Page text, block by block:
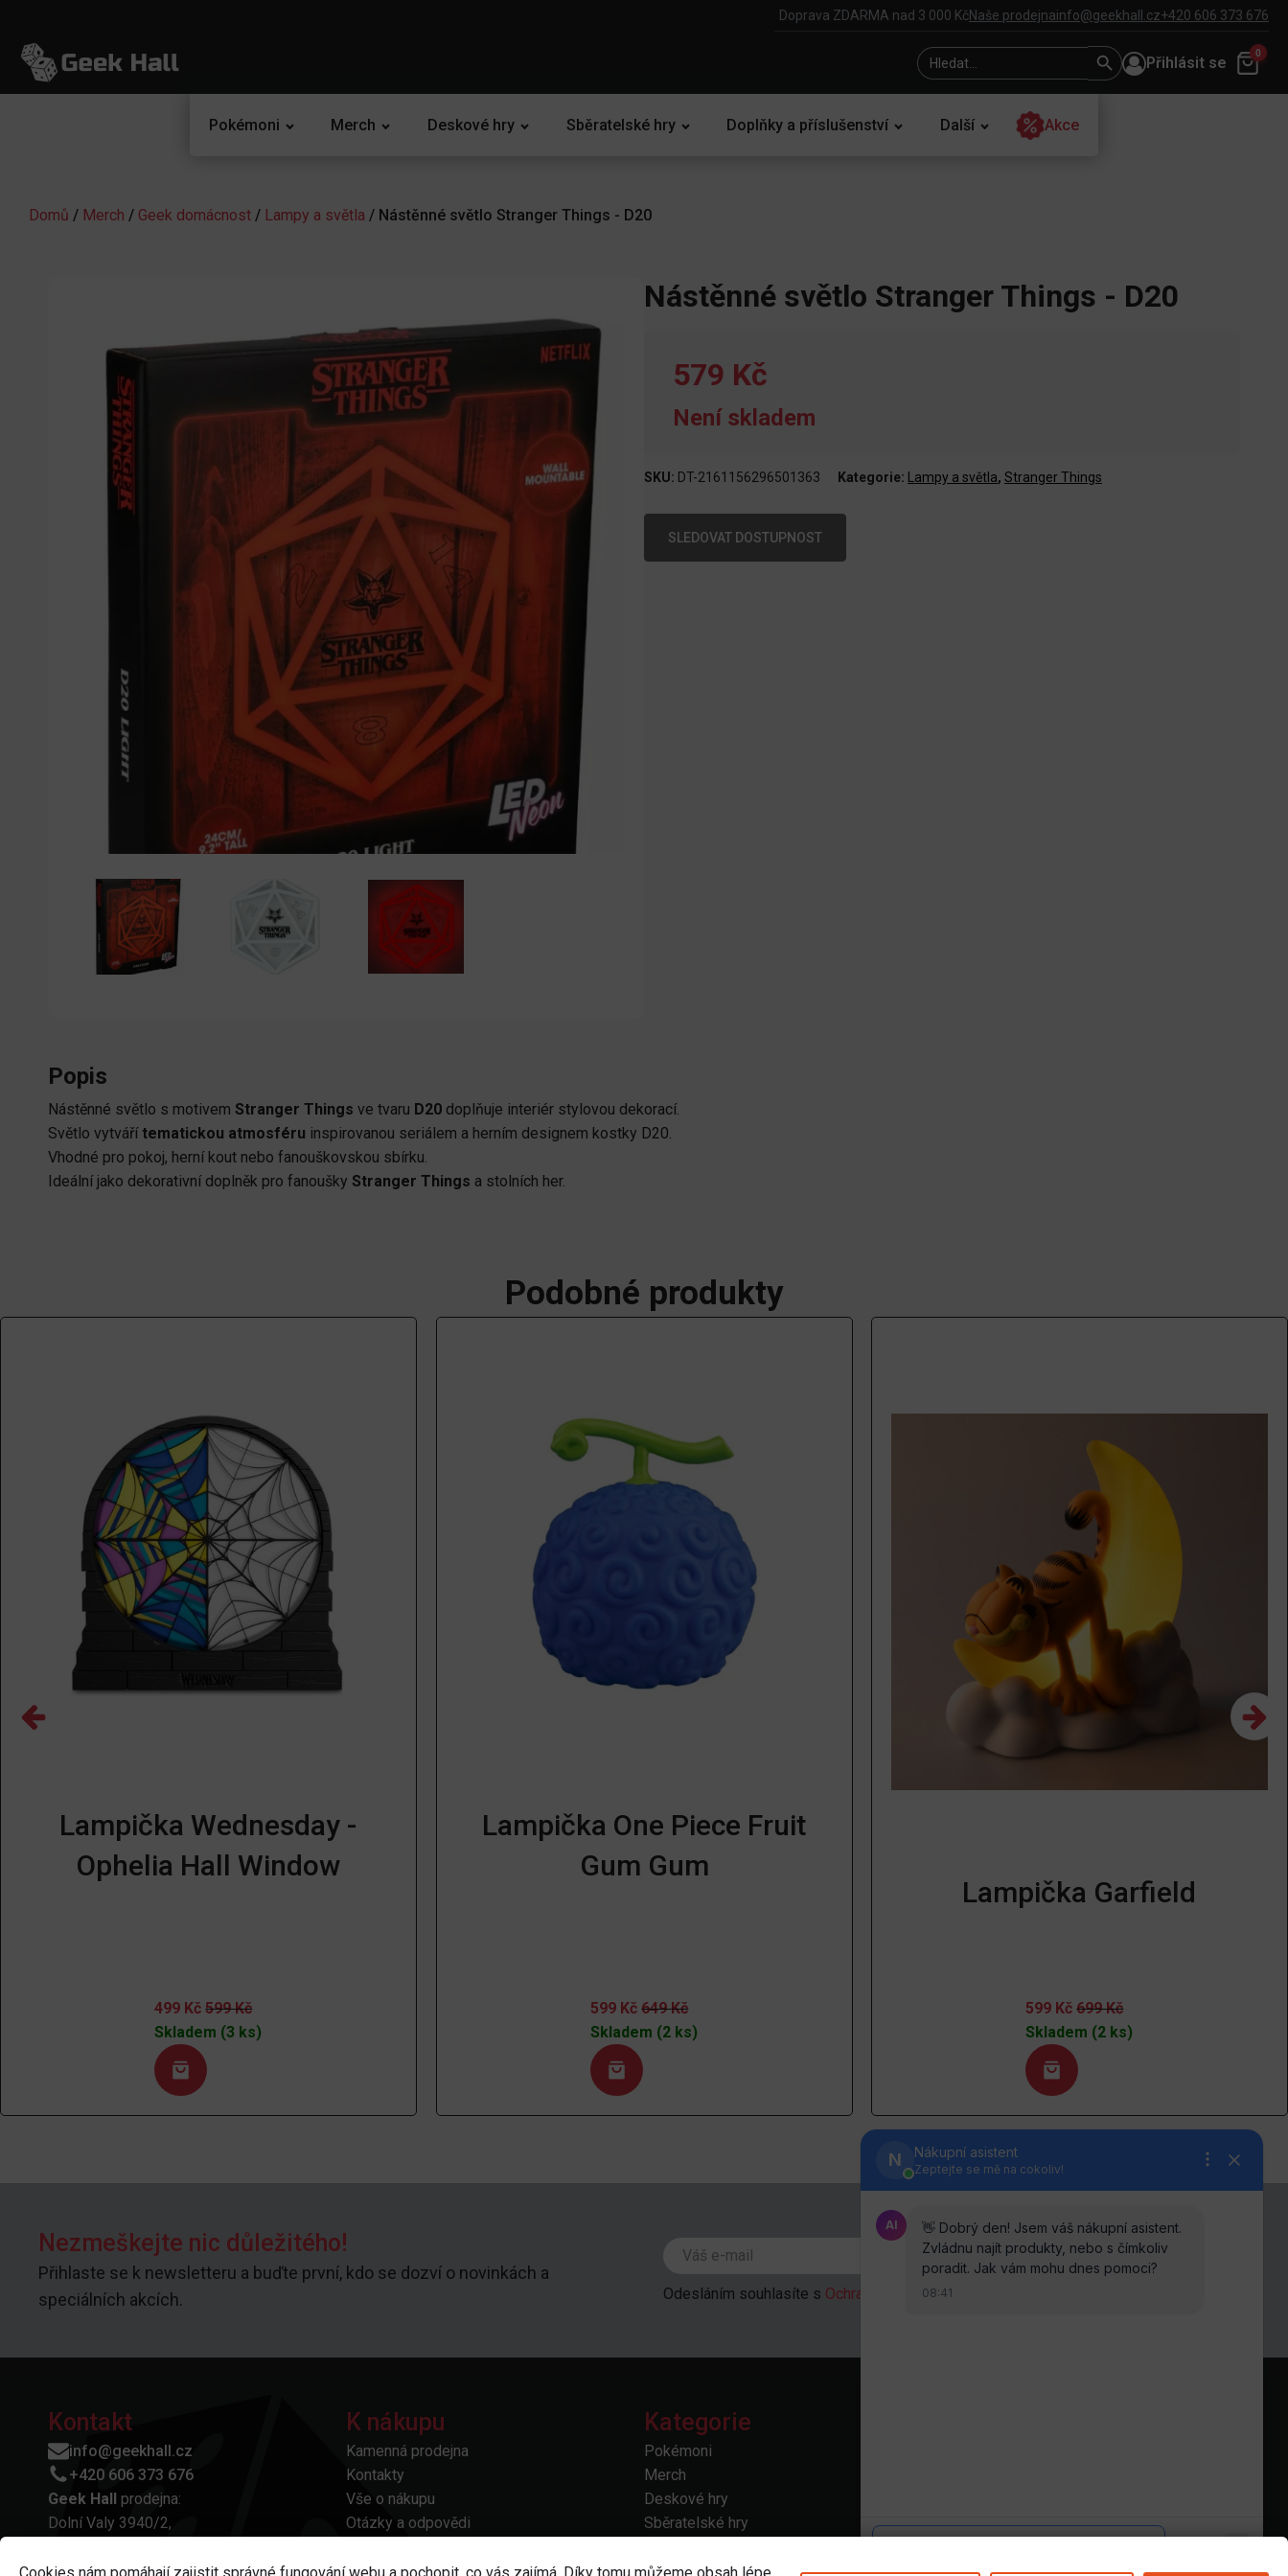
Doprava ZDARMA nad 3 000 KčNaše prodejnainfo@geekhall.cz+420 606 373 676
Search
for:
Search
Button
Přihlásit se
0
Pokémoni Merch Deskové hry Sběratelské hry Doplňky a příslušenství Další Akce
Domů / Merch / Geek domácnost / Lampy a světla / Nástěnné světlo Stranger Things - D20
Nástěnné světlo Stranger Things - D20
579 Kč
Není skladem
SKU: DT-2161156296501363 Kategorie: Lampy a světla, Stranger Things
SLEDOVAT DOSTUPNOST
Popis
Nástěnné světlo s motivem Stranger Things ve tvaru D20 doplňuje interiér stylovou dekorací.
Světlo vytváří tematickou atmosféru inspirovanou seriálem a herním designem kostky D20.
Vhodné pro pokoj, herní kout nebo fanouškovskou sbírku.
Ideální jako dekorativní doplněk pro fanoušky Stranger Things a stolních her.
Podobné produkty
Lampička Wednesday -
Ophelia Hall Window
499 Kč 599Kč
Skladem (3 ks)
Lampička One Piece Fruit
Gum Gum
599 Kč 649Kč
Skladem (2 ks)
Lampička Garfield
599 Kč 699Kč
Skladem (2 ks)
Nezmeškejte nic důležitého!
Přihlaste se k newsletteru a buďte první, kdo se dozví o novinkách a
speciálních akcích.
Odesláním souhlasíte s Ochranou osobních údajů
Kontakt
info@geekhall.cz
+420 606 373 676
Geek Hall prodejna:
Dolní Valy 3940/2,
IČO: 11858770
K nákupu
Kamenná prodejna
Kontakty
Vše o nákupu
Otázky a odpovědi
Reklamace a vrácení
Kategorie
Pokémoni
Merch
Deskové hry
Sběratelské hry
Další